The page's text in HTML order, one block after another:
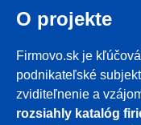
O projekte
Firmovo.sk je
podnikateľské
zviditeľnenie a
rozsiahly katalóg